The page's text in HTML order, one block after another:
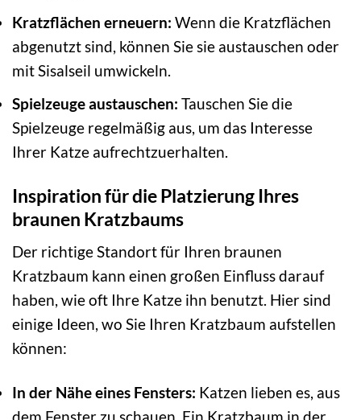
Kratzflächen erneuern: Wenn die Kratzflächen
abgenutzt sind, können Sie sie austauschen oder
mit Sisalseil umwickeln.
Spielzeuge austauschen: Tauschen Sie die
Spielzeuge regelmäßig aus, um das Interesse
Ihrer Katze aufrechtzuerhalten.
Inspiration für die Platzierung Ihres
braunen Kratzbaums
Der richtige Standort für Ihren braunen
Kratzbaum kann einen großen Einfluss darauf
haben, wie oft Ihre Katze ihn benutzt. Hier sind
einige Ideen, wo Sie Ihren Kratzbaum aufstellen
können:
In der Nähe eines Fensters: Katzen lieben es, aus